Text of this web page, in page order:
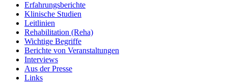
Erfahrungsberichte
Klinische Studien
Leitlinien
Rehabilitation (Reha)
Wichtige Begriffe
Berichte von Veranstaltungen
Interviews
Aus der Presse
Links